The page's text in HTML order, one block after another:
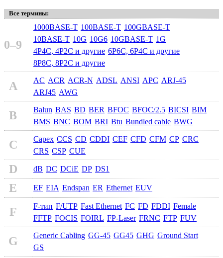
Все термины:
0–9
1000BASE-T 100BASE-T 100GBASE-T
10BASE-T 10G 10G6 10GBASE-T 1G
4P4C, 4P2C и другие 6P6C, 6P4C и другие
8P8C, 8P2C и другие
A AC ACR ACR-N ADSL ANSI APC ARJ-45
ARJ45 AWG
B Balun BAS BD BER BFOC BFOC/2.5 BICSI BIM
BMS BNC BOM BRI Btu Bundled cable BWG
C Capex CCS CD CDDI CEF CFD CFM CP CRC
CRS CSP CUE
D dB DC DCiE DP DS1
E EF EIA Endspan ER Ethernet EUV
F F-тип F/UTP Fast Ethernet FC FD FDDI Female
FFTP FOCIS FOIRL FP-Laser FRNC FTP FUV
G Generic Cabling GG-45 GG45 GHG Ground Start
GS